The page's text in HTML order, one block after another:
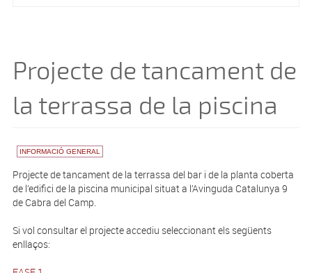
Projecte de tancament de
la terrassa de la piscina
INFORMACIÓ GENERAL
Projecte de tancament de la terrassa del bar i de la planta coberta
de l’edifici de la piscina municipal situat a l’Avinguda Catalunya 9
de Cabra del Camp.
Si vol consultar el projecte accediu seleccionant els següents
enllaços: